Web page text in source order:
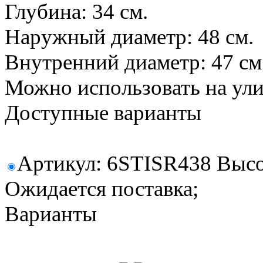
Глубина: 34 см.
Наружный диаметр: 48 см.
Внутренний диаметр: 47
Можно использовать на
Доступные варианты
Артикул: 6STISR438
Ожидается поставка;
Варианты